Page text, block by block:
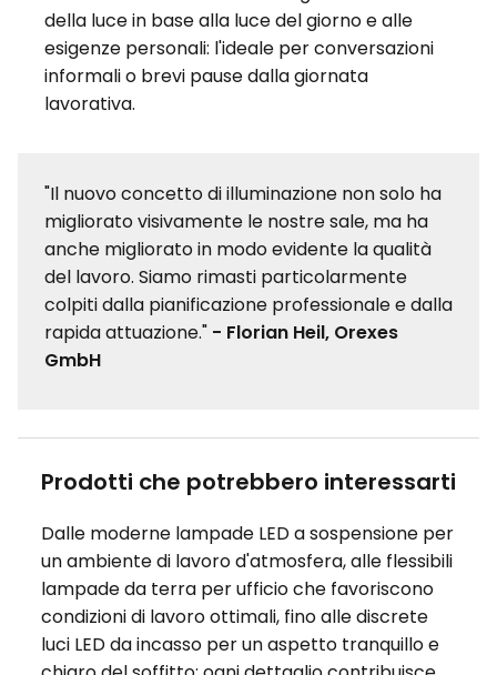
della luce in base alla luce del giorno e alle
esigenze personali: l'ideale per conversazioni
informali o brevi pause dalla giornata
lavorativa.
"Il nuovo concetto di illuminazione non solo ha
migliorato visivamente le nostre sale, ma ha
anche migliorato in modo evidente la qualità
del lavoro. Siamo rimasti particolarmente
colpiti dalla pianificazione professionale e dalla
rapida attuazione." - Florian Heil, Orexes
GmbH
Prodotti che potrebbero interessarti
Dalle moderne lampade LED a sospensione per
un ambiente di lavoro d'atmosfera, alle flessibili
lampade da terra per ufficio che favoriscono
condizioni di lavoro ottimali, fino alle discrete
luci LED da incasso per un aspetto tranquillo e